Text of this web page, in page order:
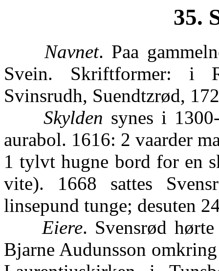
35.
Navnet. Paa
Svein. Skriftformer: i
Svinsrudh, Suendtzrød,
Skylden synes i
aurabol. 1616: 2 vaarder
1 tylvt hugne bord for en
vite). 1668 sattes
linsepund tunge; desuten
Eiere. Svensrød
Bjarne Audunsson